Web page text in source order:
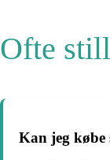
Ofte
Kan jeg